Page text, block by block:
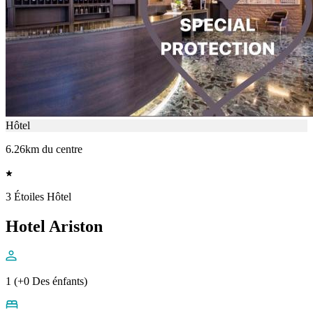
Hôtel
6.26km du centre
3 Étoiles Hôtel
Hotel Ariston
1 (+0 Des énfants)